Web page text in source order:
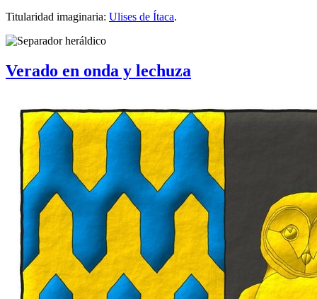
Titularidad imaginaria: Ulises de Ítaca.
Verado en onda y lechuza